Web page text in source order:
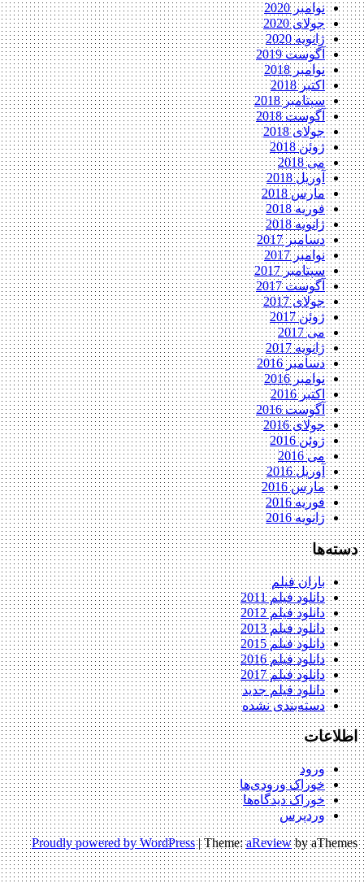
نوامبر 2020
جولای 2020
ژانویه 2020
آگوست 2019
نوامبر 2018
اکتبر 2018
سپتامبر 2018
آگوست 2018
جولای 2018
ژوئن 2018
می 2018
آوریل 2018
مارس 2018
فوریه 2018
ژانویه 2018
دسامبر 2017
نوامبر 2017
سپتامبر 2017
آگوست 2017
جولای 2017
ژوئن 2017
می 2017
ژانویه 2017
دسامبر 2016
نوامبر 2016
اکتبر 2016
آگوست 2016
جولای 2016
ژوئن 2016
می 2016
آوریل 2016
مارس 2016
فوریه 2016
ژانویه 2016
دسته‌ها
باران فیلم
دانلود فیلم 2011
دانلود فیلم 2012
دانلود فیلم 2013
دانلود فیلم 2015
دانلود فیلم 2016
دانلود فیلم 2017
دانلود فیلم جدید
دسته‌بندی نشده
اطلاعات
ورود
خوراک ورودی‌ها
خوراک دیدگاه‌ها
وردپرس
Proudly powered by WordPress |Theme:aReviewby aThemes